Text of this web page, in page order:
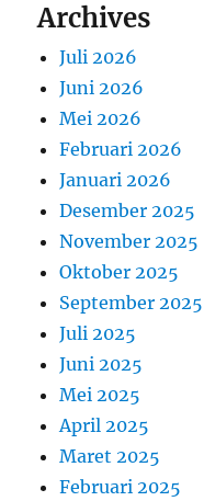
Archives
Juli 2026
Juni 2026
Mei 2026
Februari 2026
Januari 2026
Desember 2025
November 2025
Oktober 2025
September 2025
Juli 2025
Juni 2025
Mei 2025
April 2025
Maret 2025
Februari 2025